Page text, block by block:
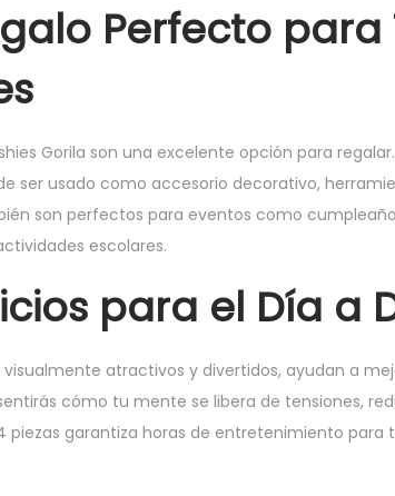
Perfecto para
Gorila son una excelente opción para
ser usado como accesorio decorativo,
son perfectos para eventos como
escolares.
para el Día a
visualmente atractivos y divertidos, ayudan a
cómo tu mente se libera de tensiones,
piezas garantiza horas de entretenimiento para